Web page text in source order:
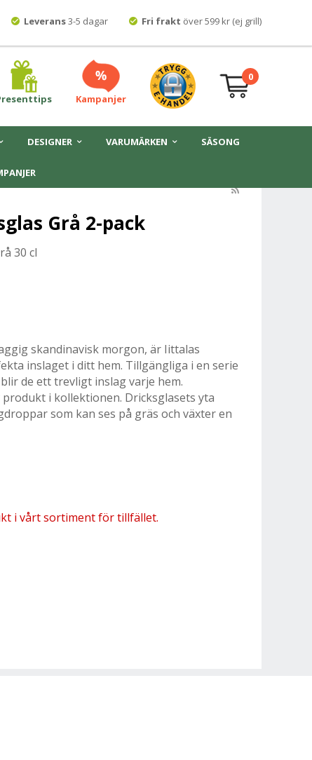
Leverans3-5 dagar Fri frakt över 599 kr (ej grill)
Kampanjer
0
DESIGNER VARUMÄRKEN SÄSONG
Grå 2-pack
30 cl
skandinavisk morgon, är Iittalas
inslaget i ditt hem. Tillgängliga i en serie
de ett trevligt inslag varje hem.
i kollektionen. Dricksglasets yta
som kan ses på gräs och växter en
i vårt sortiment för tillfället.